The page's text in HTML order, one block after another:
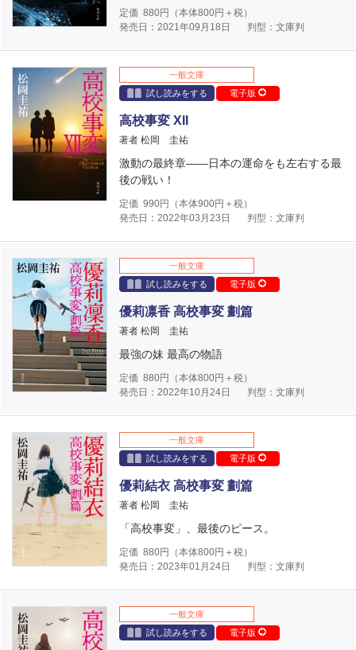
定価 880円（本体800円＋税）
発売日：2021年09月18日
判型：文庫判
一般文庫
試し読みをする
電子版
高校事変 XII
著者 松岡 圭祐
激動の最終章――日本の運命をも左右する最
後の戦い！
定価 990円（本体900円＋税）
発売日：2022年03月23日
判型：文庫判
一般文庫
試し読みをする
電子版
優莉凛香 高校事変 劃篇
著者 松岡 圭祐
最強の妹 最高の物語
定価 880円（本体800円＋税）
発売日：2022年10月24日
判型：文庫判
一般文庫
試し読みをする
電子版
優莉結衣 高校事変 劃篇
著者 松岡 圭祐
「高校事変」、最後のピース。
定価 880円（本体800円＋税）
発売日：2023年01月24日
判型：文庫判
一般文庫
試し読みをする
電子版